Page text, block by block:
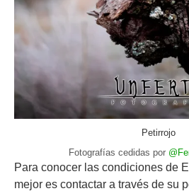
Petirrojo
Fotografías cedidas por
Para conocer las condiciones de
mejor es contactar a través de su